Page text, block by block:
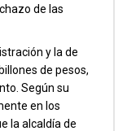
de las
y la de
de pesos,
Según su
en los
la alcaldía de